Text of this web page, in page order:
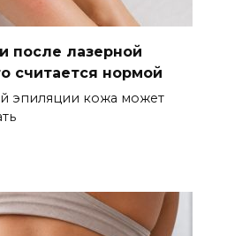
после лазерной
считается нормой
эпиляции кожа может